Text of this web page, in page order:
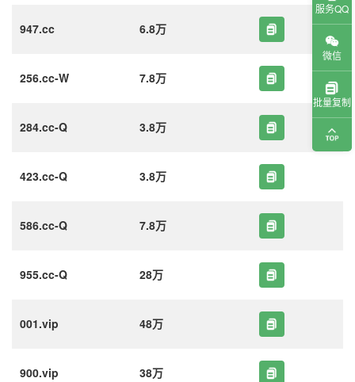
947.cc 6.8万
256.cc-W 7.8万
284.cc-Q 3.8万
423.cc-Q 3.8万
586.cc-Q 7.8万
955.cc-Q 28万
001.vip 48万
900.vip 38万
服务QQ
微信
批量复制